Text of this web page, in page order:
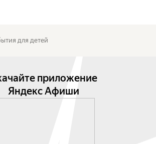
для детей
приложение
Яндекс Афиши